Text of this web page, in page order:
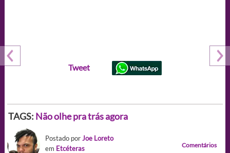
Tweet
TAGS: Não olhe pra trás agora
Postado porJoe Loreto
em Etcéteras Comentários